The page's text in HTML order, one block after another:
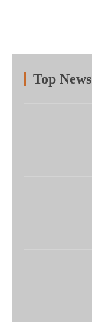
Top News